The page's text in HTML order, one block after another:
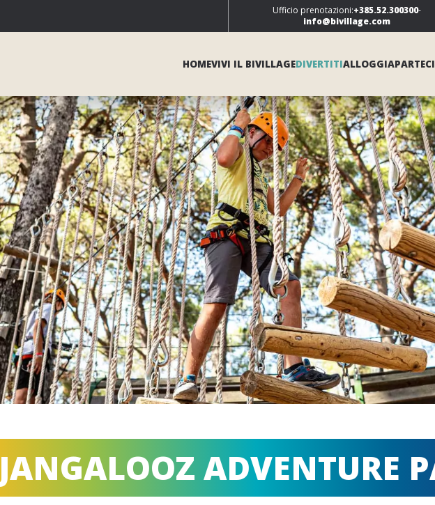
Ufficio prenotazioni:+385.52.300300-
info@bivillage.com
HOMEVIVI IL BIVILLAGEDIVERTITIALLOGGIA
JANGALOOZ ADVENTURE